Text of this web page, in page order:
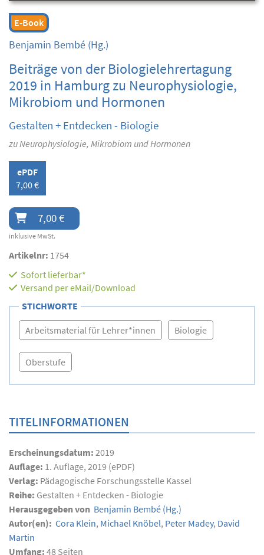
E-Book
Benjamin Bembé (Hg.)
Beiträge von der Biologielehrertagung
2019 in Hamburg zu Neurophysiologie,
Mikrobiom und Hormonen
Gestalten + Entdecken - Biologie
zu Neurophysiologie, Mikrobiom und Hormonen
ePDF
7,00 €
7,00 €
inklusive MwSt.
Artikelnr: 1754
Sofort lieferbar*
Versand per eMail/Download
STICHWORTE
Arbeitsmaterial für Lehrer*innen Biologie
Oberstufe
TITELINFORMATIONEN
Erscheinungsdatum: 2019
Auflage: 1. Auflage, 2019 (ePDF)
Verlag: Pädagogische Forschungsstelle Kassel
Reihe: Gestalten + Entdecken - Biologie
Herausgegeben von Benjamin Bembé (Hg.)
Autor(en): Cora Klein, Michael Knöbel, Peter Madey, David
Martin
Umfang: 48 Seiten